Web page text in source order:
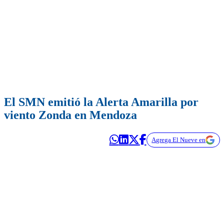
El SMN emitió la Alerta Amarilla por
viento Zonda en Mendoza
Agrega El Nueve en